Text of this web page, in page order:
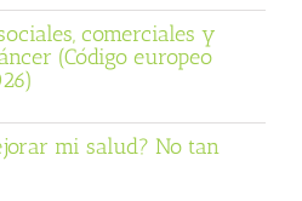
comerciales y
(Código europeo
mi salud? No tan